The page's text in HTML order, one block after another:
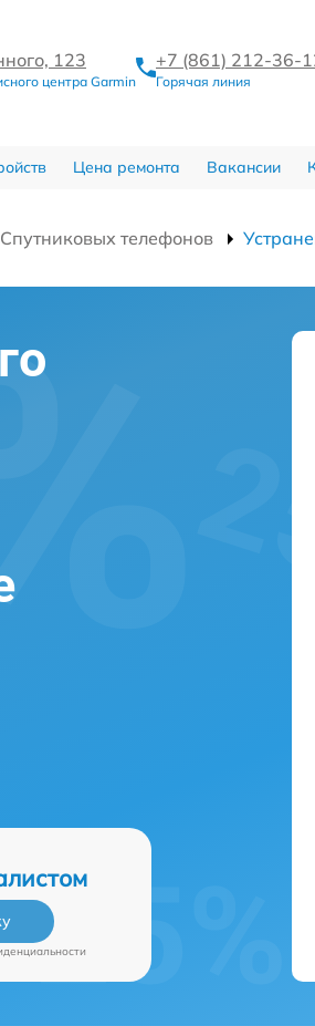
123
центра Garmin
+7 (861) 212-36-
Горячая линия
Цена ремонта Вакансии
телефонов